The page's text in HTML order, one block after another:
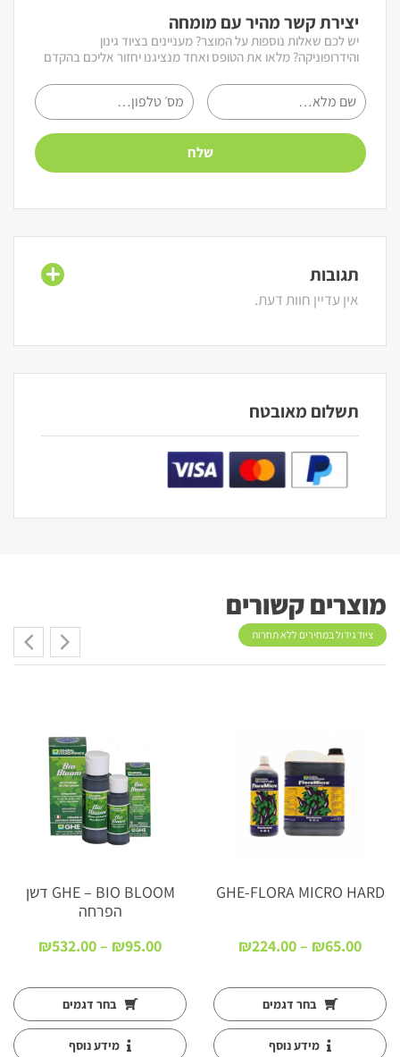
יצירת קשר מהיר עם מומחה
יש לכם שאלות נוספות על המוצר? מעניינים בציוד גינון
והידרופוניקה? מלאו את הטופס ואחד מנציגנו יחזור אליכם בהקדם
תגובות
אין עדיין חוות דעת.
תשלום מאובטח
מוצרים קשורים
ציוד גידול במחירים ללא תחרות
GHE-FLORA MICRO HARD
₪65.00
–
₪224.00
בחר דגמים
מידע נוסף
GHE – BIO BLOOM דשן
הפרחה
₪95.00
–
₪532.00
בחר דגמים
מידע נוסף